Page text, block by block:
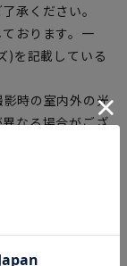
承ください。
おります。一
)を記載している
時の室内外の光
なる場合がござ
おります関係
発生し、ご注文
ください。
のタイミングに
合がございま